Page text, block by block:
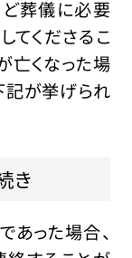
葬儀に必要
くださるこ
亡くなった場
記が挙げられ
き
あった場合、